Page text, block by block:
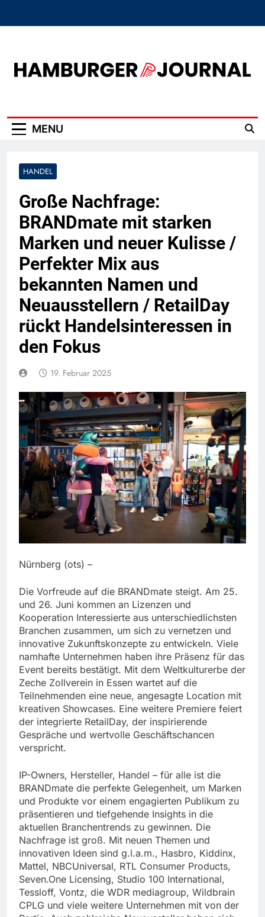
MENU
HANDEL
Große Nachfrage:
BRANDmate mit starken
Marken und neuer Kulisse /
Perfekter Mix aus
bekannten Namen und
Neuausstellern / RetailDay
rückt Handelsinteressen in
den Fokus
19. Februar 2025
Nürnberg (ots) –
Die Vorfreude auf die BRANDmate steigt. Am 25.
und 26. Juni kommen an Lizenzen und
Kooperation Interessierte aus unterschiedlichsten
Branchen zusammen, um sich zu vernetzen und
innovative Zukunftskonzepte zu entwickeln. Viele
namhafte Unternehmen haben ihre Präsenz für das
Event bereits bestätigt. Mit dem Weltkulturerbe der
Zeche Zollverein in Essen wartet auf die
Teilnehmenden eine neue, angesagte Location mit
kreativen Showcases. Eine weitere Premiere feiert
der integrierte RetailDay, der inspirierende
Gespräche und wertvolle Geschäftschancen
verspricht.
IP-Owners, Hersteller, Handel – für alle ist die
BRANDmate die perfekte Gelegenheit, um Marken
und Produkte vor einem engagierten Publikum zu
präsentieren und tiefgehende Insights in die
aktuellen Branchentrends zu gewinnen. Die
Nachfrage ist groß. Mit neuen Themen und
innovativen Ideen sind g.l.a.m., Hasbro, Kiddinx,
Mattel, NBCUniversal, RTL Consumer Products,
Seven.One Licensing, Studio 100 International,
Tessloff, Vontz, die WDR mediagroup, Wildbrain
CPLG und viele weitere Unternehmen mit von der